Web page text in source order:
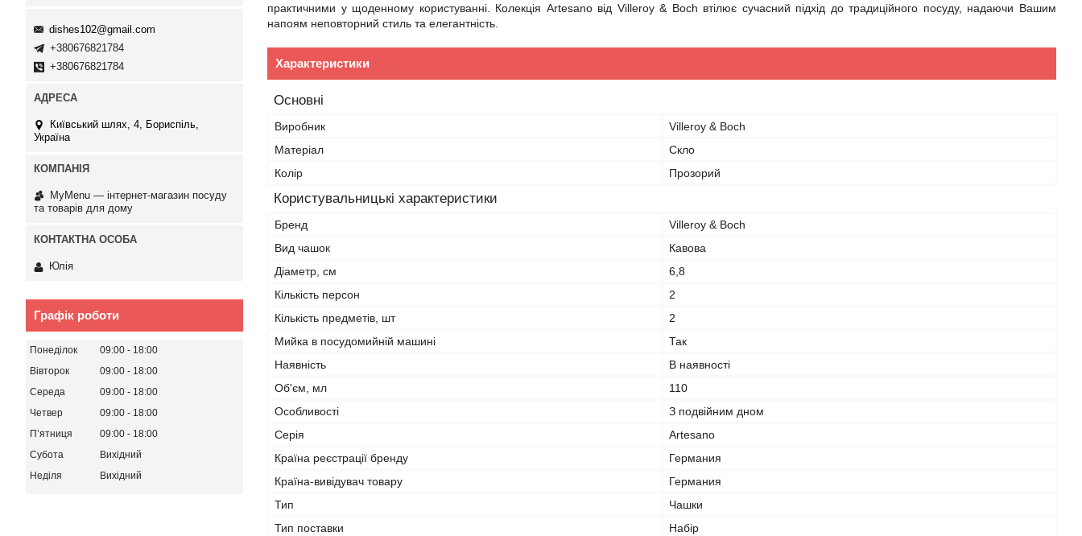
практичними у щоденному користуванні. Колекція Artesano від Villeroy & Boch втілює сучасний підхід до традиційного посуду, надаючи Вашим
напоям неповторний стиль та елегантність.
Характеристики
Основні
Виробник
Villeroy & Boch
Матеріал
Скло
Колір
Прозорий
Користувальницькі характеристики
Бренд
Villeroy & Boch
Вид чашок
Кавова
Діаметр, см
6,8
Кількість персон
2
Кількість предметів, шт
2
Мийка в посудомийній машині
Так
Наявність
В наявності
Об'єм, мл
110
Особливості
З подвійним дном
Серія
Artesano
Країна реєстрації бренду
Германия
Країна-вивідувач товару
Германия
Тип
Чашки
Тип поставки
Набір
dishes102@gmail.com
+380676821784
+380676821784
Київський шлях, 4, Бориспіль,
Україна
MyMenu — інтернет-магазин посуду
та товарів для дому
Юлія
Графік роботи
Понеділок 09:00
18:00
Вівторок
09:00
18:00
Середа
09:00
18:00
Четвер
09:00
18:00
Пʼятниця
09:00
18:00
Субота
Вихідний
Неділя
Вихідний